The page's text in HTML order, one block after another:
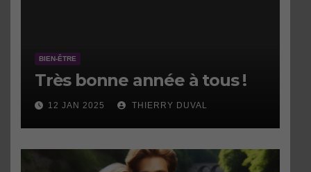
BIEN-ÊTRE
Très bonne année à tous !
12 JAN 2025 THIERRY DUVAL